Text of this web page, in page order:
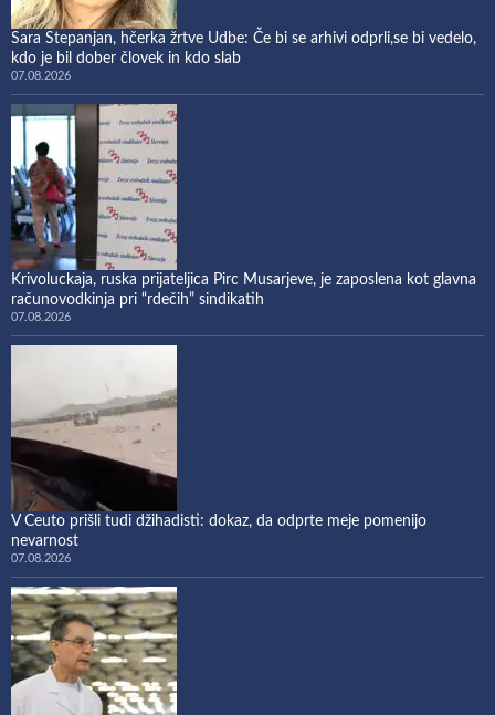
Sara Stepanjan, hčerka žrtve Udbe: Če bi se arhivi odprli,se bi vedelo,
kdo je bil dober človek in kdo slab
07.08.2026
Krivoluckaja, ruska prijateljica Pirc Musarjeve, je zaposlena kot glavna
računovodkinja pri “rdečih” sindikatih
07.08.2026
V Ceuto prišli tudi džihadisti: dokaz, da odprte meje pomenijo
nevarnost
07.08.2026